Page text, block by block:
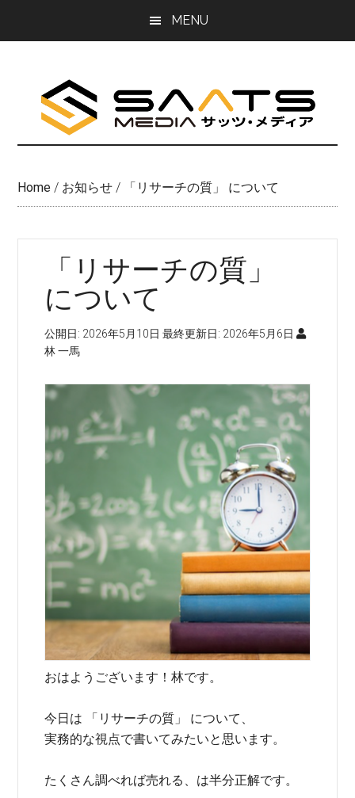
MENU
Home / お知らせ / 「リサーチの質」 について
「リサーチの質」
について
公開日: 2026年5月10日 最終更新日: 2026年5月6日
林 一馬
おはようございます！林です。
今日は 「リサーチの質」 について、
実務的な視点で書いてみたいと思います。
たくさん調べれば売れる、は半分正解です。